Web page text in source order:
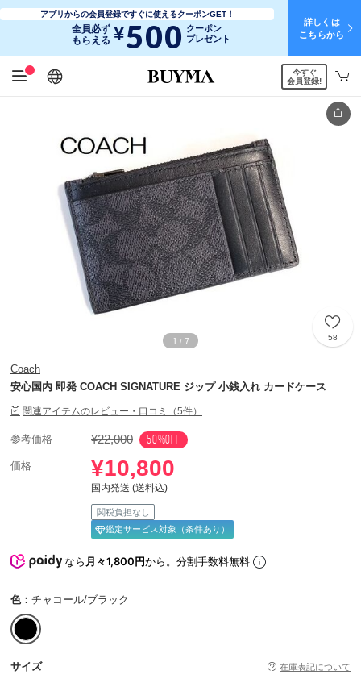
アプリからの会員登録ですぐに使えるクーポンGET！
全員必ず
もらえる ¥500 クーポン
プレゼント
詳しくは
こちらから
日本語
English
简体中文
繁體中文
今すぐ
会員登録!
1 / 7 58
Coach
安心国内 即発 COACH SIGNATURE ジップ 小銭入れ カードケース
関連アイテムのレビュー・口コミ（5件）
参考価格 ¥22,000 50%OFF
価格 ¥10,800
国内発送 (送料込)
関税負担なし
鑑定サービス対象（条件あり）
なら月々1,800円から。分割手数料無料
色： チャコール/ブラック
サイズ 在庫表記について